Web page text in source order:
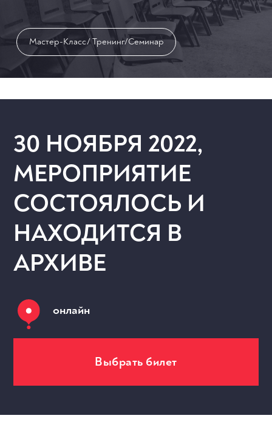
Мастер-Класс/ Тренинг/Семинар
30 НОЯБРЯ 2022,
МЕРОПРИЯТИЕ
СОСТОЯЛОСЬ И
НАХОДИТСЯ В
АРХИВЕ
онлайн
Выбрать билет